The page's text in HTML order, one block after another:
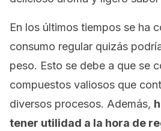
En los últimos tiempos se ha
consumo regular quizás
peso. Esto se debe a que se
compuestos valiosos que
diversos procesos. Además,
tener utilidad a la hora de